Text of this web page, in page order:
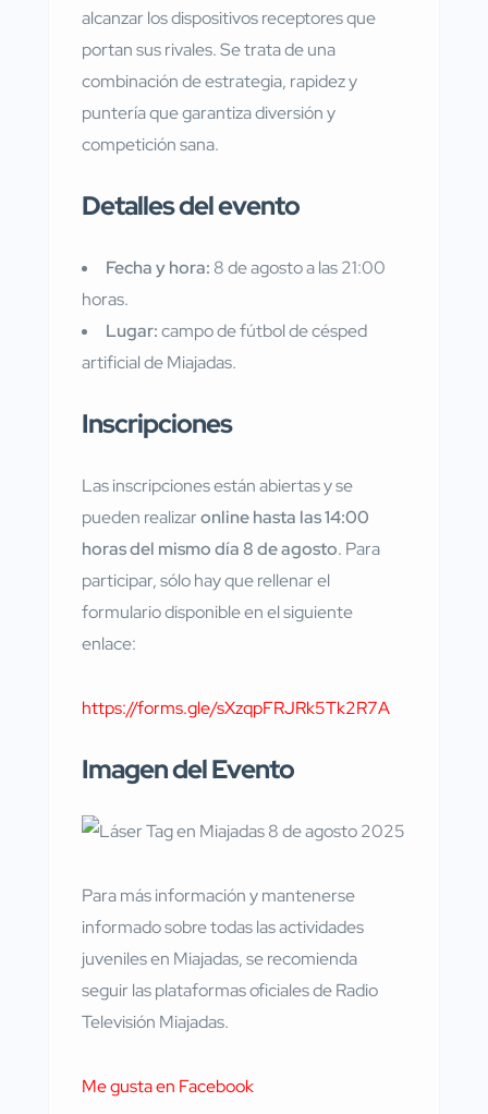
alcanzar los dispositivos receptores que
portan sus rivales. Se trata de una
combinación de estrategia, rapidez y
puntería que garantiza diversión y
competición sana.
Detalles del evento
Fecha y hora: 8 de agosto a las 21:00
horas.
Lugar:campo de fútbol de césped
artificial de Miajadas.
Inscripciones
Las inscripciones están abiertas y se
pueden realizaronline hasta las 14:00
horas del mismo día 8 de agosto. Para
participar, sólo hay que rellenar el
formulario disponible en el siguiente
enlace:
https://forms.gle/sXzqpFRJRk5Tk2R7A
Imagen del Evento
Para más información y mantenerse
informado sobre todas las actividades
juveniles en Miajadas, se recomienda
seguir las plataformas oficiales de Radio
Televisión Miajadas.
Me gusta en Facebook